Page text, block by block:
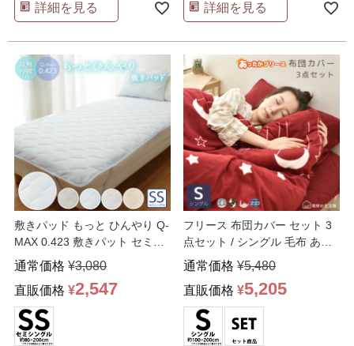
詳細を見る 詳細を見る
敷きパッド もっと ひんやり Q-
MAX 0.423 敷きパット セミシ
ングル…
通常価格 ¥3,080
直販価格 ¥2,547
フリース 布団カバー セット 3
点セット / シングル 毛布 あっ
たか 敷きパッ
…
通常価格 ¥5,480
直販価格 ¥5,205